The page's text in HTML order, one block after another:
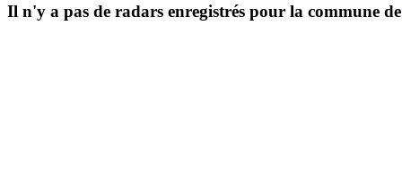
Il n'y a pas de radars enregistrés pour la commune de